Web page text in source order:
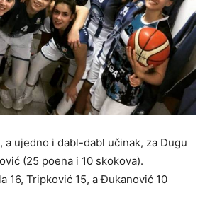
a ujedno i dabl-dabl učinak, za Dugu
(25 poena i 10 skokova).
16, Tripković 15, a Đukanović 10